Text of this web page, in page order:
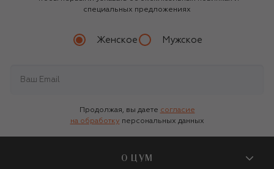
специальных предложениях
Женское Мужское
Продолжая, вы даете согласие
на обработку персональных данных
О ЦУМ